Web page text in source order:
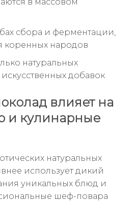
сбора и ферментации,
коренных народов
натуральных
добавок
влияет на
и кулинарные
натуральных
использует дикий
уникальных блюд и
шеф-повара